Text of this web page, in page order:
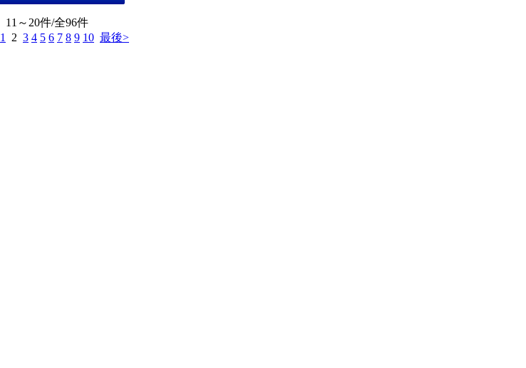
11～20件/全96件
1 2 3 4 5 6 7 8 9 10 最後>